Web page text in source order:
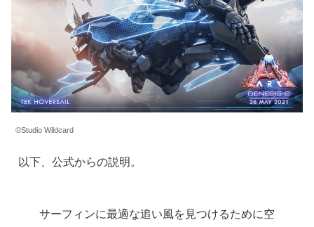
©Studio Wildcard
以下、公式からの説明。
サーフィンに最適な追い風を見つけるために空